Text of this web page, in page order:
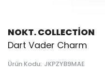
NOKT. COLLECTİON
Dart Vader Charm
Ürün Kodu: JKPZYB9MAE